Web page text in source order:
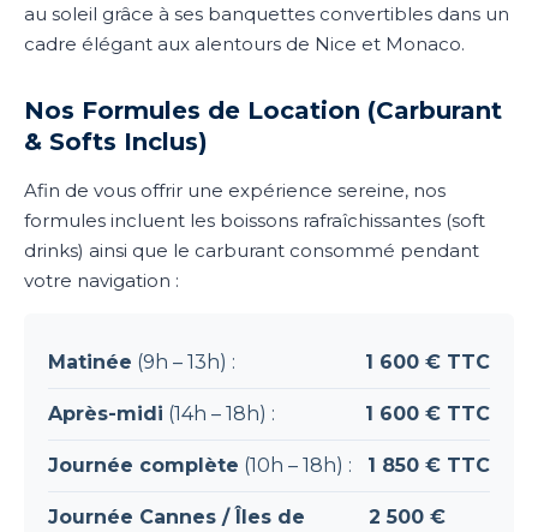
au soleil grâce à ses banquettes convertibles dans un
cadre élégant aux alentours de Nice et Monaco.
Nos Formules de Location (Carburant
& Softs Inclus)
Afin de vous offrir une expérience sereine, nos
formules incluent les boissons rafraîchissantes (soft
drinks) ainsi que le carburant consommé pendant
votre navigation :
Matinée (9h – 13h) : 1 600 € TTC
Après-midi (14h – 18h) : 1 600 € TTC
Journée complète (10h – 18h) : 1 850 € TTC
Journée Cannes / Îles de
2 500 €